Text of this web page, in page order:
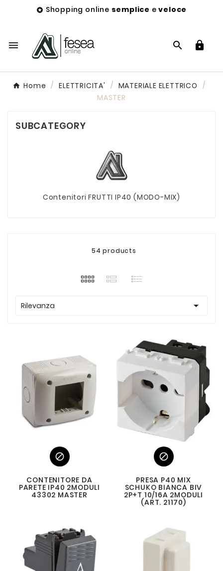
 Shopping online semplice eveloce
  
Home ELETTRICITA'
MATERIALE ELETTRICO
MASTER
SUBCATEGORY
Contenitori FRUTTI IP40 (MODO-MIX)
54 products
Rilevanza 

CONTENITORE DA
PARETE IP40 2MODULI
43302 MASTER

PRESA P40 MIX
SCHUKO BIANCA BIV
2P+T 10/16A 2MODULI
(ART. 21170)